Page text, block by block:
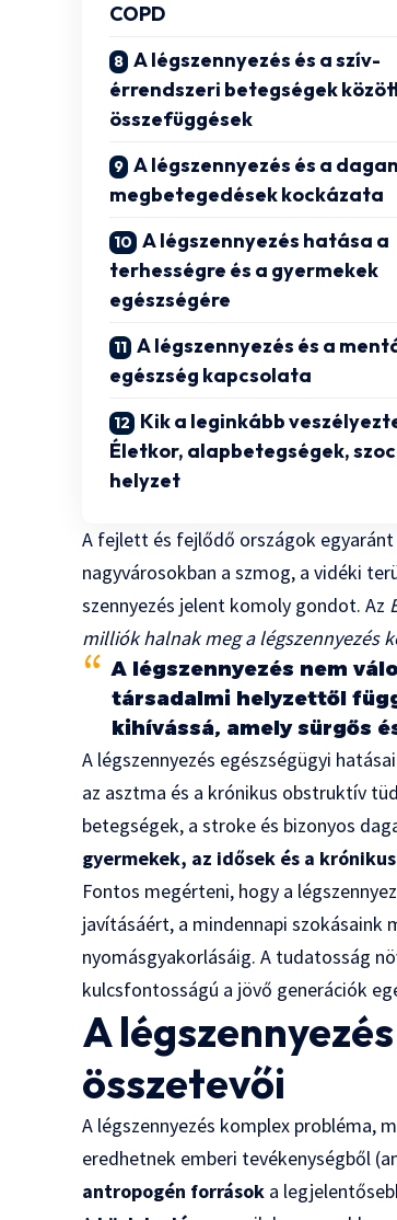
COPD
A légszennyezés és a szív-
érrendszeri betegségek
összefüggések
A légszennyezés és a
megbetegedések kockázata
A légszennyezés hatása a
terhességre és a gyermekek
egészségére
A légszennyezés és a
egészség kapcsolata
Kik a leginkább
Életkor, alapbetegségek,
helyzet
A fejlett és fejlődő országok
nagyvárosokban a szmog, a vidéki
szennyezés jelent komoly gondot. Az
milliók halnak meg a légszennyezés
A légszennyezés nem
társadalmi helyzettől
kihívássá, amely sürgős
A légszennyezés egészségügyi
az asztma és a krónikus obstruktív
betegségek, a stroke és bizonyos
gyermekek, az idősek és a
Fontos megérteni, hogy a
javításáért, a mindennapi
nyomásgyakorlásáig. A tudatosság
kulcsfontosságú a jövő generációk
A
összetevői
A légszennyezés komplex probléma,
eredhetnek emberi tevékenységből
antropogén források a